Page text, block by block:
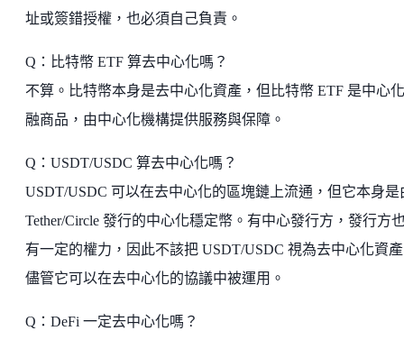
址或簽錯授權，也必須自己負責。
Q：比特幣 ETF 算去中心化嗎？
不算。比特幣本身是去中心化資產，但比特幣 ETF 是中心
融商品，由中心化機構提供服務與保障。
Q：USDT/USDC 算去中心化嗎？
USDT/USDC 可以在去中心化的區塊鏈上流通，但它本身是
Tether/Circle 發行的中心化穩定幣。有中心發行方，發行方
有一定的權力，因此不該把 USDT/USDC 視為去中心化資
儘管它可以在去中心化的協議中被運用。
Q：DeFi 一定去中心化嗎？